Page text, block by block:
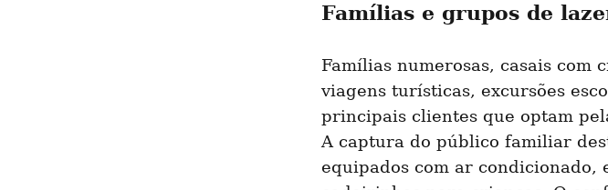
Famílias e grupos de
Famílias numerosas, casais com
viagens turísticas, excursões
principais clientes que optam
A captura do público familiar
equipados com ar condicionado,